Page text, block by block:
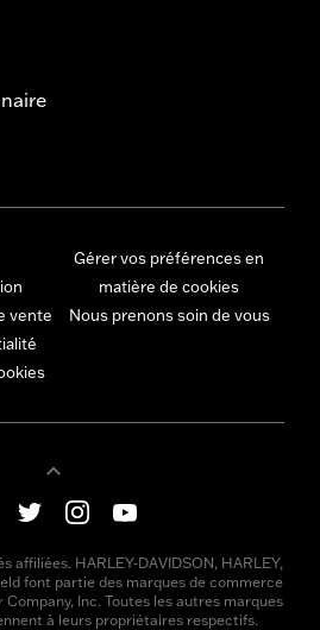
vente
Gérer vos préférences en
matière de cookies
Nous prenons soin de vous
affiliées. HARLEY-DAVIDSON, HARLEY,
font partie des marques de commerce
Inc. Toutes les autres marques
à leurs propriétaires respectifs.